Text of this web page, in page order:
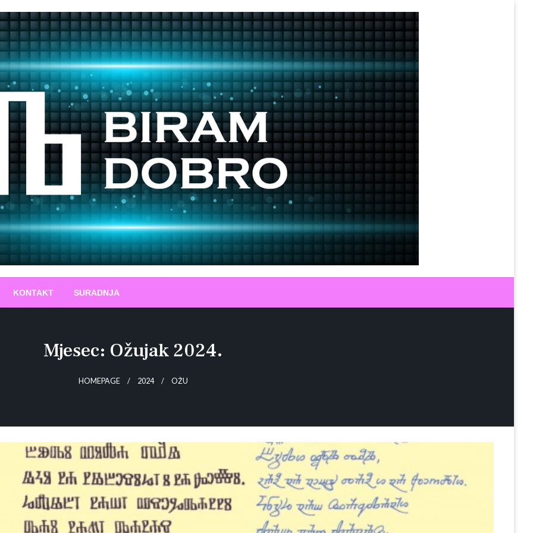
KONTAKT SURADNJA
Mjesec: Ožujak 2024.
HOMEPAGE 2024 OŽU